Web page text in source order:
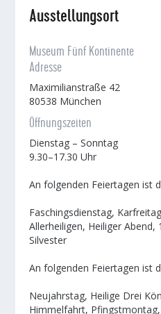
Ausstellungsort
Museum Fünf Kontinente
Adresse
Maximilianstraße 42
80538 München
Öffnungszeiten
Dienstag – Sonntag
9.30–17.30 Uhr
An folgenden Feiertagen ist
Faschingsdienstag,
Allerheiligen, Heiliger Abend,
Silvester
An folgenden Feiertagen ist
Neujahrstag, Heilige Drei
Himmelfahrt,